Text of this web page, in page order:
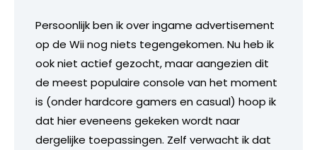
Persoonlijk ben ik over ingame advertisement
op de Wii nog niets tegengekomen. Nu heb ik
ook niet actief gezocht, maar aangezien dit
de meest populaire console van het moment
is (onder hardcore gamers en casual) hoop ik
dat hier eveneens gekeken wordt naar
dergelijke toepassingen. Zelf verwacht ik dat